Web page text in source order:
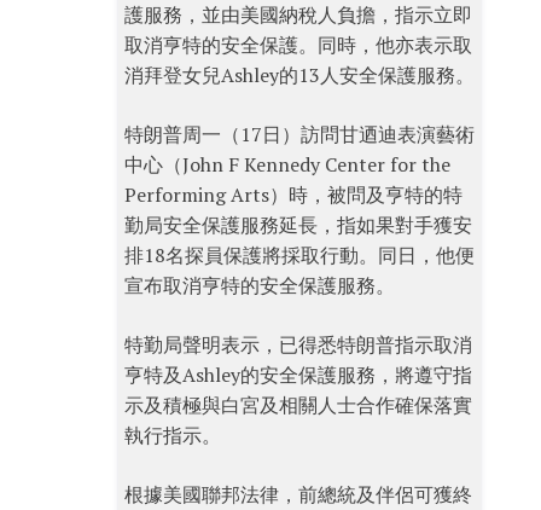
護服務，並由美國納稅人負擔，指示立即
取消亨特的安全保護。同時，他亦表示取
消拜登女兒Ashley的13人安全保護服務。
特朗普周一（17日）訪問甘迺迪表演藝術
中心（John F Kennedy Center for the
Performing Arts）時，被問及亨特的特
勤局安全保護服務延長，指如果對手獲安
排18名探員保護將採取行動。同日，他便
宣布取消亨特的安全保護服務。
特勤局聲明表示，已得悉特朗普指示取消
亨特及Ashley的安全保護服務，將遵守指
示及積極與白宮及相關人士合作確保落實
執行指示。
根據美國聯邦法律，前總統及伴侶可獲終